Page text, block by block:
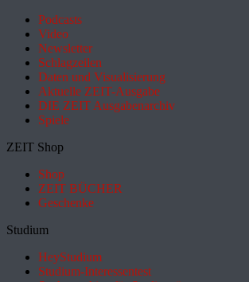
Podcasts
Video
Newsletter
Schlagzeilen
Daten und Visualisierung
Aktuelle ZEIT-Ausgabe
DIE ZEIT Ausgabenarchiv
Spiele
ZEIT Shop
Shop
ZEIT BÜCHER
Geschenke
Studium
HeyStudium
Studium-Interessentest